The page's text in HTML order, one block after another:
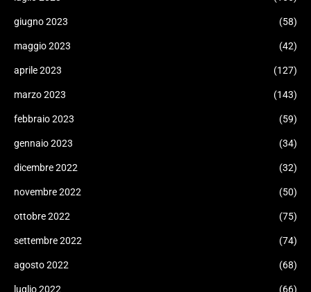
giugno 2023 (58)
maggio 2023 (42)
aprile 2023 (127)
marzo 2023 (143)
febbraio 2023 (59)
gennaio 2023 (34)
dicembre 2022 (32)
novembre 2022 (50)
ottobre 2022 (75)
settembre 2022 (74)
agosto 2022 (68)
luglio 2022 (66)